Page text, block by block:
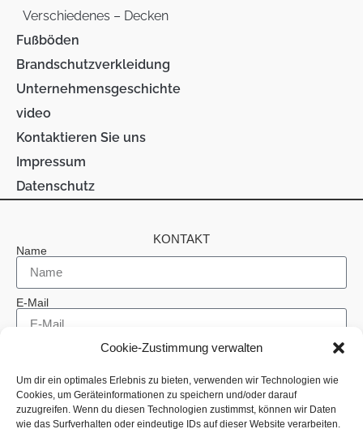
Cookie-Zustimmung verwalten
Um dir ein optimales Erlebnis zu bieten, verwenden wir Technologien wie
Cookies, um Geräteinformationen zu speichern und/oder darauf
zuzugreifen. Wenn du diesen Technologien zustimmst, können wir Daten
wie das Surfverhalten oder eindeutige IDs auf dieser Website verarbeiten.
Verschiedenes – Decken
Fußböden
Brandschutzverkleidung
Unternehmensgeschichte
video
Kontaktieren Sie uns
Impressum
Datenschutz
KONTAKT
Name
E-Mail
Betreff